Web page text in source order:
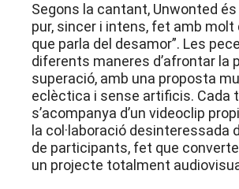
Segons la cantant, Unwonted
pur, sincer i intens, fet amb molt
que parla del desamor”. Les
diferents maneres d’afrontar la
superació, amb una proposta
eclèctica i sense artificis. Cada
s’acompanya d’un videoclip
la col·laboració desinteressada
de participants, fet que
un projecte totalment